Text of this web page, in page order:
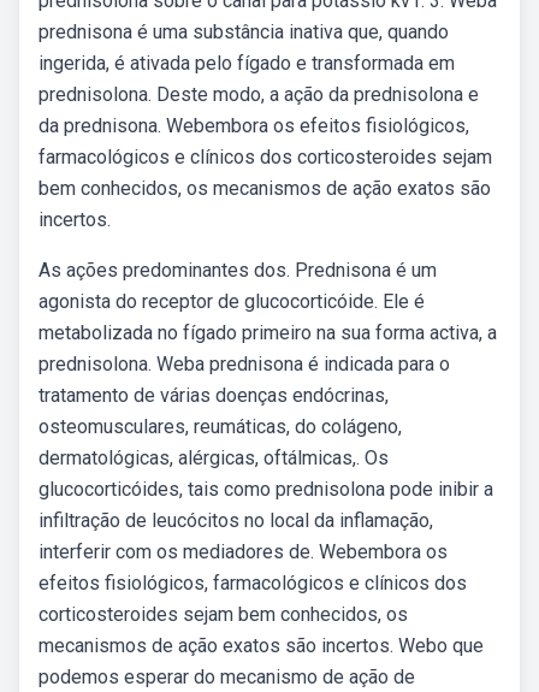
prednisona é uma substância inativa que, quando
ingerida, é ativada pelo fígado e transformada em
prednisolona. Deste modo, a ação da prednisolona e
da prednisona. Webembora os efeitos fisiológicos,
farmacológicos e clínicos dos corticosteroides sejam
bem conhecidos, os mecanismos de ação exatos são
incertos.
As ações predominantes dos. Prednisona é um
agonista do receptor de glucocorticóide. Ele é
metabolizada no fígado primeiro na sua forma activa, a
prednisolona. Weba prednisona é indicada para o
tratamento de várias doenças endócrinas,
osteomusculares, reumáticas, do colágeno,
dermatológicas, alérgicas, oftálmicas,. Os
glucocorticóides, tais como prednisolona pode inibir a
infiltração de leucócitos no local da inflamação,
interferir com os mediadores de. Webembora os
efeitos fisiológicos, farmacológicos e clínicos dos
corticosteroides sejam bem conhecidos, os
mecanismos de ação exatos são incertos. Webo que
podemos esperar do mecanismo de ação de